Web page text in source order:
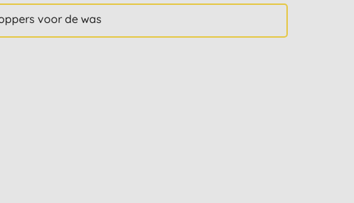
voor de was